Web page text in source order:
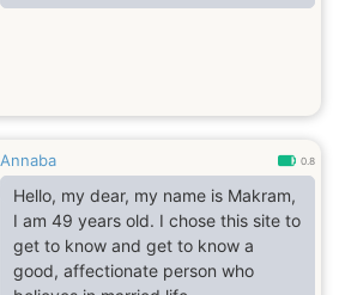
Annaba 0.8
Hello, my dear, my name is Makram,
I am 49 years old. I chose this site to
get to know and get to know a
good, affectionate person who